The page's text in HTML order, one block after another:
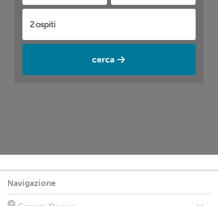
cerca
Navigazione